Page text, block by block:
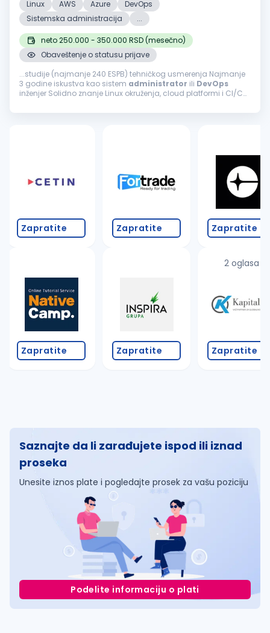
Linux AWS Azure
DevOps
Sistemska administracija
...
neto 250.000 - 350.000 RSD (mesečno)
Obaveštenje o statusu prijave
...studije (najmanje 240 ESPB) tehničkog usmerenja Najmanje
3 godine iskustva kao sistem administrator ili DevOps
inženjer Solidno znanje Linux okruženja, cloud platformi i CI/CD
Zapratite
Zapratite
Zapratite
Zapratite
Zapratite
2 oglasa
Zapratite
Saznajte da li zarađujete ispod ili iznad
proseka
Unesite iznos plate i pogledajte prosek za vašu poziciju
Podelite informaciju o plati